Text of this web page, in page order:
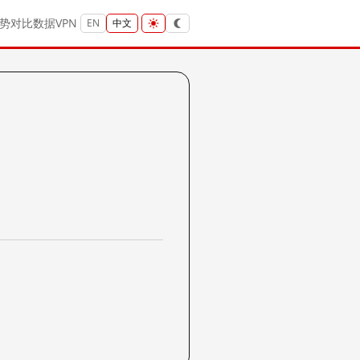
对比数据VPN EN 中文